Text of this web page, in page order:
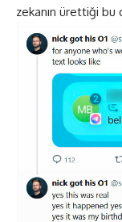
zekanın ürettiği bu